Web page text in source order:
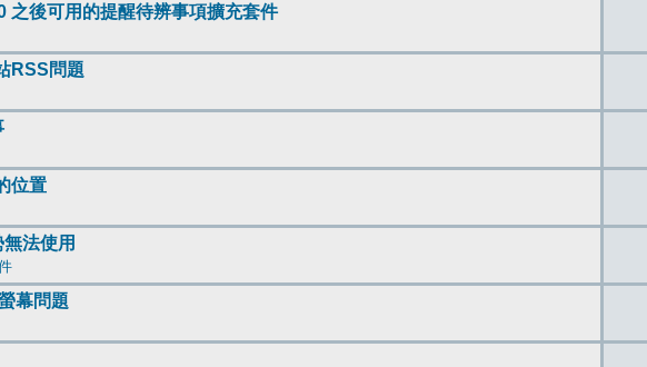
之後可用的提醒待辨事項擴充套件
RSS問題
位置
法使用
幕問題